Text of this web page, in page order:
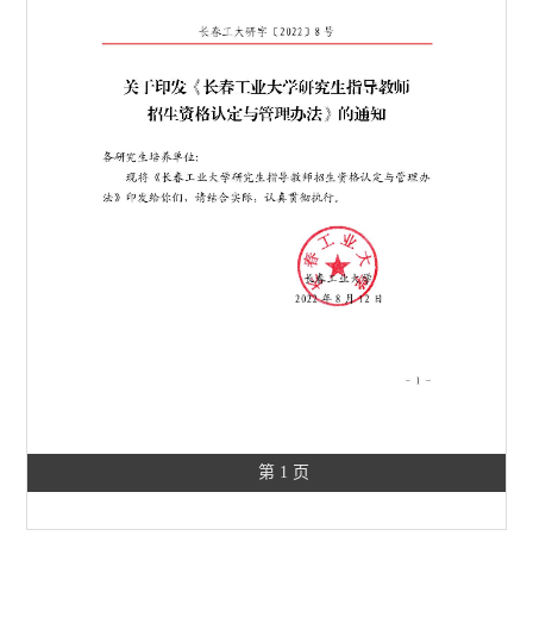
第 1 页